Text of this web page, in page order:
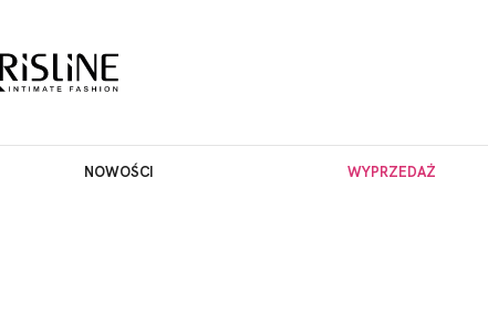
NOWOŚCI WYPRZEDAŻ